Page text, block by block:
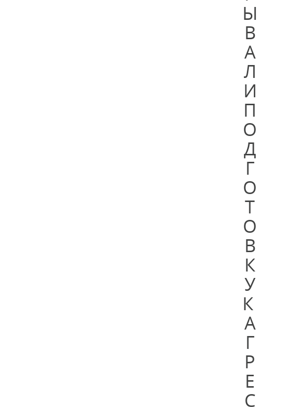
Ы
В
А
Л
И
П
О
Д
Г
О
Т
О
В
К
У
К
А
Г
Р
Е
С